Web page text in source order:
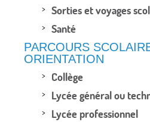
Sorties et voyages
Santé
PARCOURS
ORIENTATION
Collège
Lycée général ou
Lycée professionnel